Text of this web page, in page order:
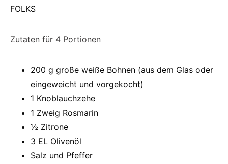
Zutaten für 4 Portionen
200 g große weiße Bohnen (aus dem Glas oder
eingeweicht und vorgekocht)
1 Knoblauchzehe
1 Zweig Rosmarin
½ Zitrone
3 EL Olivenöl
Salz und Pfeffer